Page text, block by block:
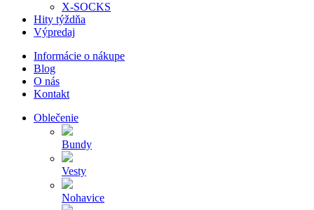
X-SOCKS
Hity týždňa
Výpredaj
Informácie o nákupe
Blog
O nás
Kontakt
Oblečenie
Bundy
Vesty
Nohavice